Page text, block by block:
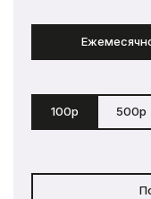
100р 500р